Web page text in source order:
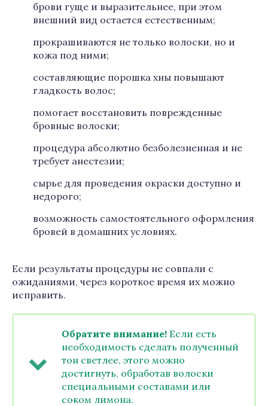
брови гуще и выразительнее, при этом
внешний вид остается естественным;
прокрашиваются не только волоски, но и
кожа под ними;
составляющие порошка хны повышают
гладкость волос;
помогает восстановить поврежденные
бровные волоски;
процедура абсолютно безболезненная и не
требует анестезии;
сырье для проведения окраски доступно и
недорого;
возможность самостоятельного оформления
бровей в домашних условиях.
Если результаты процедуры не совпали с
ожиданиями, через короткое время их можно
исправить.
Обратите внимание! Если есть
необходимость сделать полученный
тон светлее, этого можно
достигнуть, обработав волоски
специальными составами или
соком лимона.